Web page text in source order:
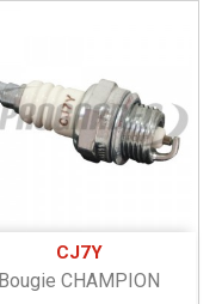
CJ7Y
Bougie CHAMPION